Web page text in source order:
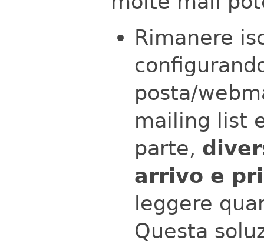
Rimanere
posta/
mailing list
parte,
arrivo e
leggere
Questa